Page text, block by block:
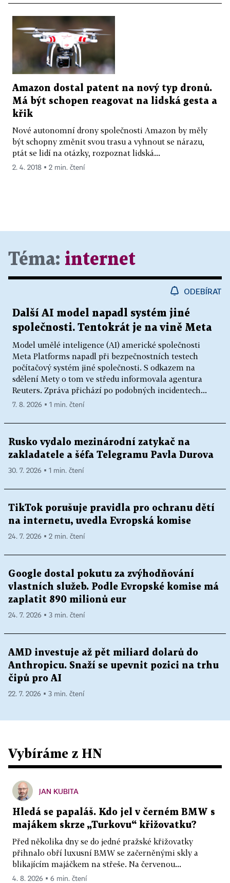
Amazon dostal patent na nový typ dronů.
Má být schopen reagovat na lidská gesta a
křik
Nové autonomní drony společnosti Amazon by měly
být schopny změnit svou trasu a vyhnout se nárazu,
ptát se lidí na otázky, rozpoznat lidská...
2. 4. 2018 ▪ 2 min. čtení
Téma: internet
ODEBÍRAT
Další AI model napadl systém jiné
společnosti. Tentokrát je na vině Meta
Model umělé inteligence (AI) americké společnosti
Meta Platforms napadl při bezpečnostních testech
počítačový systém jiné společnosti. S odkazem na
sdělení Mety o tom ve středu informovala agentura
Reuters. Zpráva přichází po podobných incidentech...
7. 8. 2026 ▪ 1 min. čtení
Rusko vydalo mezinárodní zatykač na
zakladatele a šéfa Telegramu Pavla Durova
30. 7. 2026 ▪ 1 min. čtení
TikTok porušuje pravidla pro ochranu dětí
na internetu, uvedla Evropská komise
24. 7. 2026 ▪ 2 min. čtení
Google dostal pokutu za zvýhodňování
vlastních služeb. Podle Evropské komise má
zaplatit 890 milionů eur
24. 7. 2026 ▪ 3 min. čtení
AMD investuje až pět miliard dolarů do
Anthropicu. Snaží se upevnit pozici na trhu
čipů pro AI
22. 7. 2026 ▪ 3 min. čtení
Vybíráme z HN
JAN KUBITA
Hledá se papaláš. Kdo jel v černém BMW s
majákem skrze „Turkovu“ křižovatku?
Před několika dny se do jedné pražské křižovatky
přihnalo obří luxusní BMW se začerněnými skly a
blikajícím majáčkem na střeše. Na červenou...
4. 8. 2026 ▪ 6 min. čtení